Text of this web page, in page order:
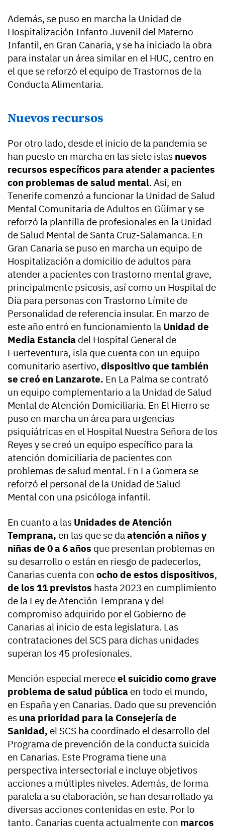
Además, se puso en marcha la Unidad de
Hospitalización Infanto Juvenil del Materno
Infantil, en Gran Canaria, y se ha iniciado la obra
para instalar un área similar en el HUC, centro en
el que se reforzó el equipo de Trastornos de la
Conducta Alimentaria.
Nuevos recursos
Por otro lado, desde el inicio de la pandemia se
han puesto en marcha en las siete islas nuevos
recursos específicos para atender a pacientes
con problemas de salud mental. Así, en
Tenerife comenzó a funcionar la Unidad de Salud
Mental Comunitaria de Adultos en Güímar y se
reforzó la plantilla de profesionales en la Unidad
de Salud Mental de Santa Cruz-Salamanca. En
Gran Canaria se puso en marcha un equipo de
Hospitalización a domicilio de adultos para
atender a pacientes con trastorno mental grave,
principalmente psicosis, así como un Hospital de
Día para personas con Trastorno Límite de
Personalidad de referencia insular. En marzo de
este año entró en funcionamiento la Unidad de
Media Estancia del Hospital General de
Fuerteventura, isla que cuenta con un equipo
comunitario asertivo, dispositivo que también
se creó en Lanzarote. En La Palma se contrató
un equipo complementario a la Unidad de Salud
Mental de Atención Domiciliaria. En El Hierro se
puso en marcha un área para urgencias
psiquiátricas en el Hospital Nuestra Señora de los
Reyes y se creó un equipo específico para la
atención domiciliaria de pacientes con
problemas de salud mental. En La Gomera se
reforzó el personal de la Unidad de Salud
Mental con una psicóloga infantil.
En cuanto a las Unidades de Atención
Temprana, en las que se da atención a niños y
niñas de 0 a 6 años que presentan problemas en
su desarrollo o están en riesgo de padecerlos,
Canarias cuenta con ocho de estos dispositivos,
de los 11 previstos hasta 2023 en cumplimiento
de la Ley de Atención Temprana y del
compromiso adquirido por el Gobierno de
Canarias al inicio de esta legislatura. Las
contrataciones del SCS para dichas unidades
superan los 45 profesionales.
Mención especial mereceel suicidio como grave
problema de salud pública en todo el mundo,
en España y en Canarias. Dado que su prevención
es una prioridad para la Consejería de
Sanidad, el SCS ha coordinado el desarrollo del
Programa de prevención de la conducta suicida
en Canarias. Este Programa tiene una
perspectiva intersectorial e incluye objetivos
acciones a múltiples niveles. Además, de forma
paralela a su elaboración, se han desarrollado ya
diversas acciones contenidas en este. Por lo
tanto, Canarias cuenta actualmente con marcos